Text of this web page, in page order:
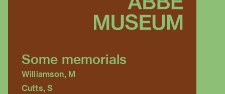
Some memorials
Williamson, M
Cutts, S